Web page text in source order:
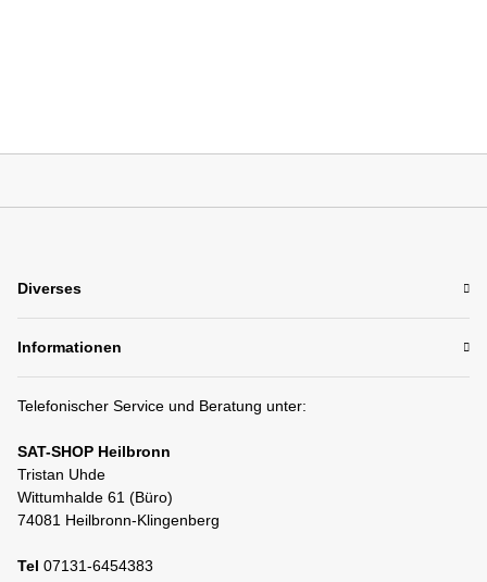
Diverses
Informationen
Telefonischer Service und Beratung unter:
SAT-SHOP Heilbronn
Tristan Uhde
Wittumhalde 61 (Büro)
74081 Heilbronn-Klingenberg
Tel 07131-6454383